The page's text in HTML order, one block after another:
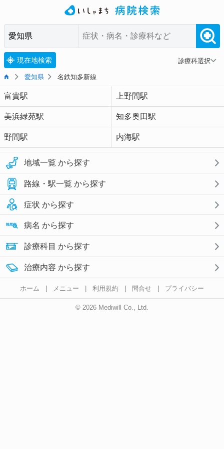
現在地検索 診療科選択
愛知県 名鉄知多新線
富貴駅 上野間駅
美浜緑苑駅 知多奥田駅
野間駅 内海駅
地域一覧 から探す
路線・駅一覧 から探す
症状 から探す
病名 から探す
診療科目 から探す
治療内容 から探す
ホーム | メニュー | 利用規約 | 問合せ | プライバシー
© 2026 Mediwill Co., Ltd.